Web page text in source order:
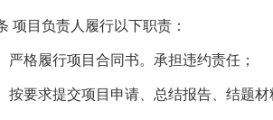
项目负责人履行以下职责：
严格履行项目合同书。承担违约责任；
按要求提交项目申请、总结报告、结题